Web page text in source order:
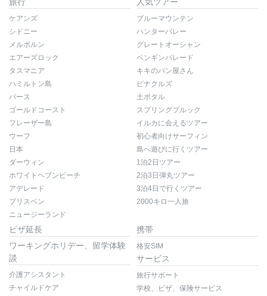
ケアンズ
シドニー
メルボルン
エアーズロック
タスマニア
ハミルトン島
パース
ゴールドコースト
フレーザー島
ウーフ
日本
ダーウィン
ホワイトヘブンビーチ
アデレード
ブリスベン
ニュージーランド
ブルーマウンテン
ハンターバレー
グレートオーシャン
ペンギンパレード
キキのパン屋さん
ピナクルズ
土ボタル
スプリングブルック
イルカに会えるツアー
初心者向けサーフィン
島へ遊びに行くツアー
1泊2日ツアー
2泊3日弾丸ツアー
3泊4日で行くツアー
2000キロ一人旅
ビザ延長
ワーキングホリデー、留学体験
談
介護アシスタント
チャイルドケア
携帯
格安SIM
サービス
旅行サポート
学校、ビザ、保険サービス